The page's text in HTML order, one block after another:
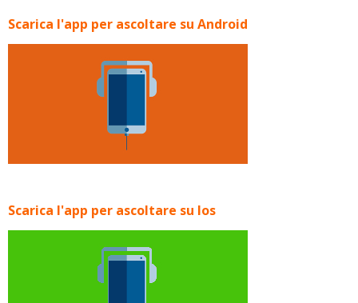
Scarica l'app per ascoltare su Android
Scarica l'app per ascoltare su Ios